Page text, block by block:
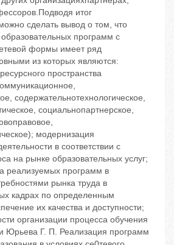
итог
сделать вывод о том, что
программ с
формы имеет ряд
из которых являются:
пространства
содержательнотехнологическое,
социальнопартнерское,
модернизация
в соответствии с
на рынке образовательных услуг;
реализуемых программ в
рынка труда в
кадрах по определенным
их качества и доступности;
организации процесса обучения
Юрьева Г. П. Реализация программ